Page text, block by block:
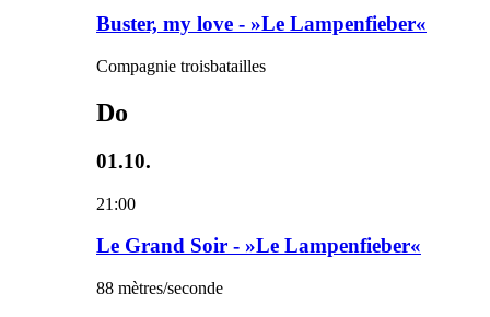
Buster, my love - »Le Lampenfieber«
Compagnie troisbatailles
Do
01.10.
21:00
Le Grand Soir - »Le Lampenfieber«
88 mètres/seconde